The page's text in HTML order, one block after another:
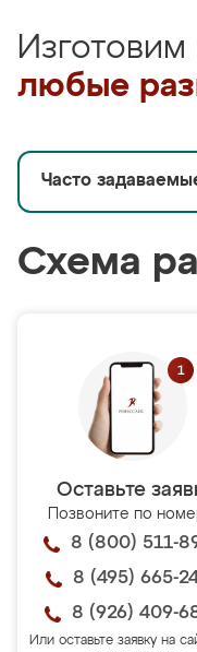
любые
Часто
Схема
Оставьте
Позвоните по
8 (800) 511-
8 (495) 665-
8 (926) 409-
Или оставьте заявку на